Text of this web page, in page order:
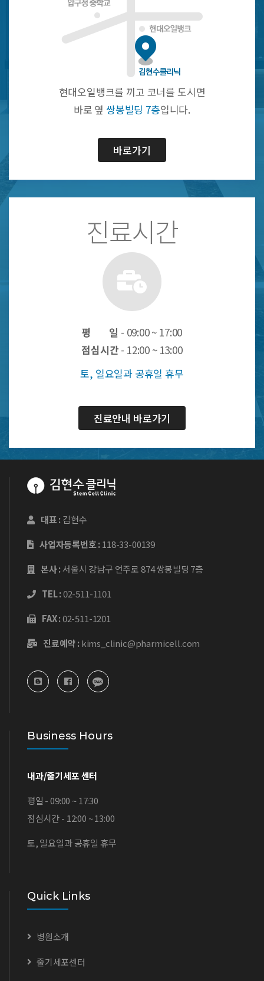
현대오일뱅크를 끼고 코너를 도시면
바로 옆 쌍봉빌딩 7층입니다.
바로가기
진료시간
평 일 - 09:00 ~ 17:00
점심시간 - 12:00 ~ 13:00
토, 일요일과 공휴일 휴무
진료안내 바로가기
대표 :김현수
사업자등록번호 :118-33-00139
본사 :서울시 강남구 언주로 874 쌍봉빌딩 7층
TEL :02-511-1101
FAX :02-511-1201
진료예약 :kims_clinic@pharmicell.com
Business Hours
내과/줄기세포 센터
평일 - 09:00 ~ 17:30
점심시간 - 12:00 ~ 13:00
토, 일요일과 공휴일 휴무
Quick Links
병원소개
줄기세포센터